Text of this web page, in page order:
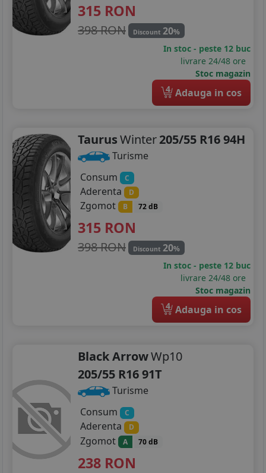
315 RON
398 RON Discount 20%
In stoc - peste 12 buc
livrare 24/48 ore
Stoc magazin
4 Adauga in cos
TaurusWinter205/55 R16 94H
Turisme
Consum
C
Aderenta D
Zgomot B 72 dB
315 RON
398 RON Discount 20%
In stoc - peste 12 buc
livrare 24/48 ore
Stoc magazin
4 Adauga in cos
Black ArrowWp10
205/55 R16 91T
Turisme
Consum
C
Aderenta D
Zgomot A 70 dB
238 RON